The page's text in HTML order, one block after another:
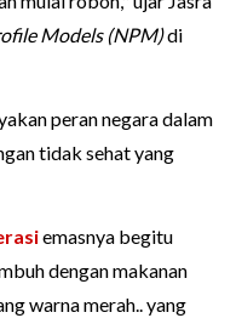
Models (NPM)di
peran negara dalam
tidak sehat yang
emasnya begitu
dengan makanan
warna merah.. yang